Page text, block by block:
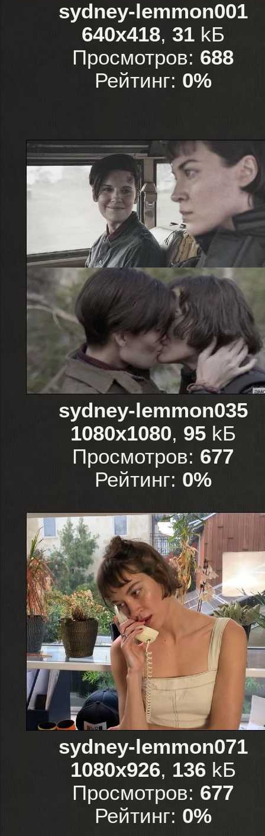
sydney-lemmon001
640x418, 31kБ
Просмотров: 688
Рейтинг: 0%
sydney-lemmon035
1080x1080, 95kБ
Просмотров: 677
Рейтинг: 0%
sydney-lemmon071
1080x926, 136kБ
Просмотров: 677
Рейтинг: 0%